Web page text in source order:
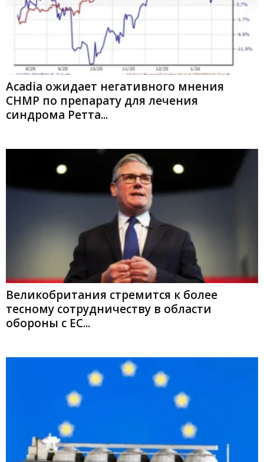
Acadia ожидает негативного мнения
CHMP по препарату для лечения
синдрома Ретта...
Великобритания стремится к более
тесному сотрудничеству в области
обороны с ЕС...